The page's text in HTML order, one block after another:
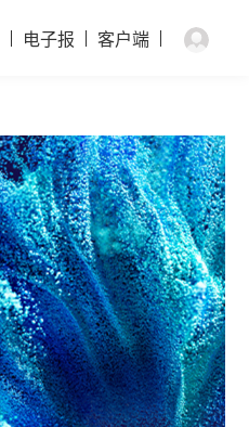
电子报 客户端